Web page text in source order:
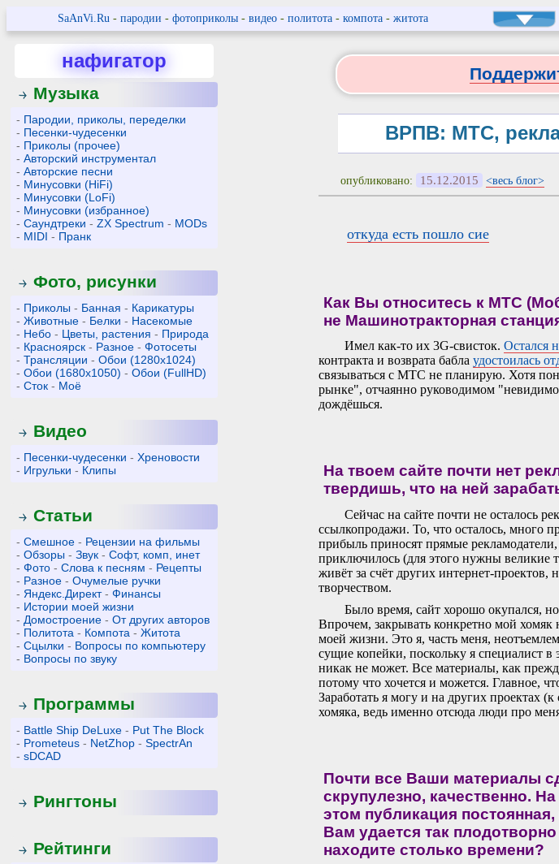
SaAnVi.Ru- пародии - фотоприколы- видео- политота- компота- житота
нафигатор
Музыка
- Пародии, приколы, переделки
- Песенки-чудесенки
- Приколы (прочее)
-Авторский инструментал
-Авторские песни
- Минусовки (HiFi)
- Минусовки (LoFi)
- Минусовки (избранное)
-Саундтреки -ZX Spectrum - MODs
- MIDI - Пранк
Фото, рисунки
- Приколы - Банная - Карикатуры
-Животные - Белки - Насекомые
- Небо - Цветы, растения - Природа
- Красноярск - Разное -Фотосеты
-Трансляции -Обои (1280x1024)
-Обои (1680x1050) -Обои (FullHD)
-Сток - Моё
Видео
- Песенки-чудесенки -Хреновости
- Игрульки - Клипы
Статьи
-Смешное - Рецензии на фильмы
-Обзоры -Звук -Софт, комп, инет
-Фото -Слова к песням - Рецепты
- Разное -Очумелые ручки
- Яндекс.Директ-Финансы
- Истории моей жизни
- Домостроение -От других авторов
- Политота - Компота -Житота
-Сцылки - Вопросы по компьютеру
- Вопросы по звуку
Программы
- Battle Ship DeLuxe - Put The Block
- Prometeus - NetZhop -SpectrAn
-sDCAD
Рингтоны
Рейтинги
ВРПВ: МТС,
опубликовано: 15.12.2015 <весь блог>
откуда есть пошло сие
Как Вы относитесь к МТС
не Машинотракторная
Имел как-то их 3G-свисток. Остался
контракта и возврата бабла удостоилась
связываться с МТС не планирую. Хотя
рынке", отчаянно руководимом
дождёшься.
На твоем сайте почти нет
твердишь, что на ней
Сейчас на сайте почти не осталось
ссылкопродажи. То, что осталось, много
прибыль приносят прямые
приключилось (для этого нужны великие
живёт за счёт других интернет-
творчеством.
Было время, сайт хорошо окупался,
Впрочем, закрывать конкретно мой хомяк
моей жизни. Это я, часть меня,
сущие копейки, поскольку я специалист
никак не может. Все материалы, как
потому что хочется и можется. Главное,
Заработать я могу и на других проектах
хомяка, ведь именно отсюда люди про
Почти все Ваши материалы
скрупулезно, качественно.
этом публикация
Вам удается так
находите столько времени?